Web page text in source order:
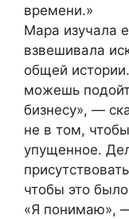
времени.»
Мара изучала
взвешивала
общей
можешь
бизнесу», —
не в том,
упущенное.
чтобы это
«Я понимаю», —